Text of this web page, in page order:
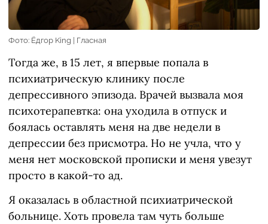
Фото: Ёдгор King | Гласная
Тогда же, в 15 лет, я впервые попала в
психиатрическую клинику после
депрессивного эпизода. Врачей вызвала моя
психотерапевтка: она уходила в отпуск и
боялась оставлять меня на две недели в
депрессии без присмотра. Но не учла, что у
меня нет московской прописки и меня увезут
просто в какой-то ад.
Я оказалась в областной психиатрической
больнице. Хоть провела там чуть больше